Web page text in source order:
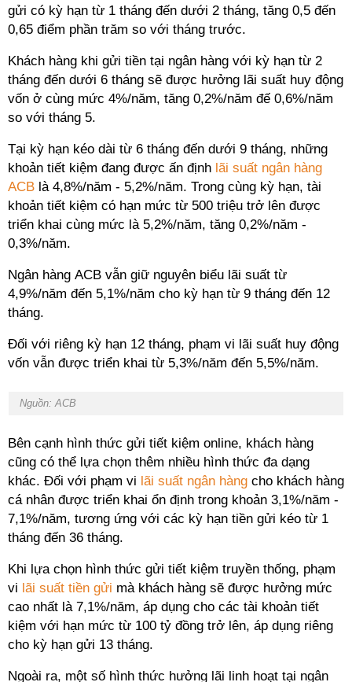
gửi có kỳ hạn từ 1 tháng đến dưới 2 tháng, tăng 0,5 đến
0,65 điểm phần trăm so với tháng trước.
Khách hàng khi gửi tiền tại ngân hàng với kỳ hạn từ 2
tháng đến dưới 6 tháng sẽ được hưởng lãi suất huy động
vốn ở cùng mức 4%/năm, tăng 0,2%/năm đế 0,6%/năm
so với tháng 5.
Tại kỳ hạn kéo dài từ 6 tháng đến dưới 9 tháng, những
khoản tiết kiệm đang được ấn định lãi suất ngân hàng
ACB là 4,8%/năm - 5,2%/năm. Trong cùng kỳ hạn, tài
khoản tiết kiệm có hạn mức từ 500 triệu trở lên được
triển khai cùng mức là 5,2%/năm, tăng 0,2%/năm -
0,3%/năm.
Ngân hàng ACB vẫn giữ nguyên biểu lãi suất từ
4,9%/năm đến 5,1%/năm cho kỳ hạn từ 9 tháng đến 12
tháng.
Đối với riêng kỳ hạn 12 tháng, phạm vi lãi suất huy động
vốn vẫn được triển khai từ 5,3%/năm đến 5,5%/năm.
Nguồn: ACB
Bên cạnh hình thức gửi tiết kiệm online, khách hàng
cũng có thể lựa chọn thêm nhiều hình thức đa dạng
khác. Đối với phạm vi lãi suất ngân hàng cho khách hàng
cá nhân được triển khai ổn định trong khoản 3,1%/năm -
7,1%/năm, tương ứng với các kỳ hạn tiền gửi kéo từ 1
tháng đến 36 tháng.
Khi lựa chọn hình thức gửi tiết kiệm truyền thống, phạm
vi lãi suất tiền gửi mà khách hàng sẽ được hưởng mức
cao nhất là 7,1%/năm, áp dụng cho các tài khoản tiết
kiệm với hạn mức từ 100 tỷ đồng trở lên, áp dụng riêng
cho kỳ hạn gửi 13 tháng.
Ngoài ra, một số hình thức hưởng lãi linh hoạt tại ngân